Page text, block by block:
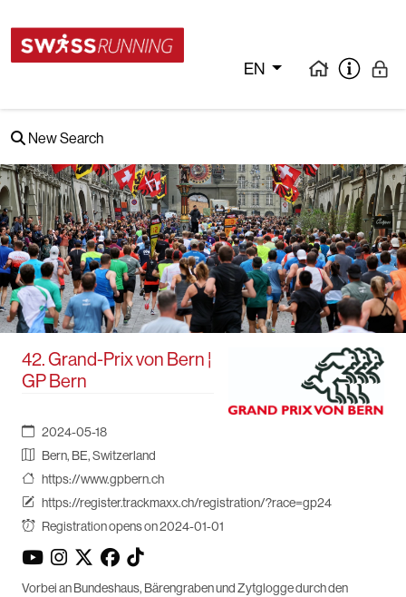
EN
New Search
42. Grand-Prix von Bern ¦
GP Bern
2024-05-18
Bern, BE, Switzerland
https://www.gpbern.ch
https://register.trackmaxx.ch/registration/?race=gp24
Registration opens on 2024-01-01
Vorbei an Bundeshaus, Bärengraben und Zytglogge durch den